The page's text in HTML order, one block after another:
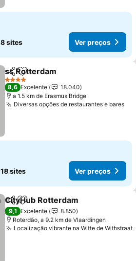
8 sites Ver preços
PartilharAdicionar aos favoritos
ss Rotterdam
4 Estrelas
8,6 Excelente
18.040
a 1.5 km de Erasmus Bridge
Diversas opções de restaurantes e bares
18 sites Ver preços
PartilharAdicionar aos favoritos
CityHub Rotterdam
9,1 Excelente
8.850
Roterdão, a 9.2 km de Vlaardingen
Localização vibrante na Witte de Withstraat